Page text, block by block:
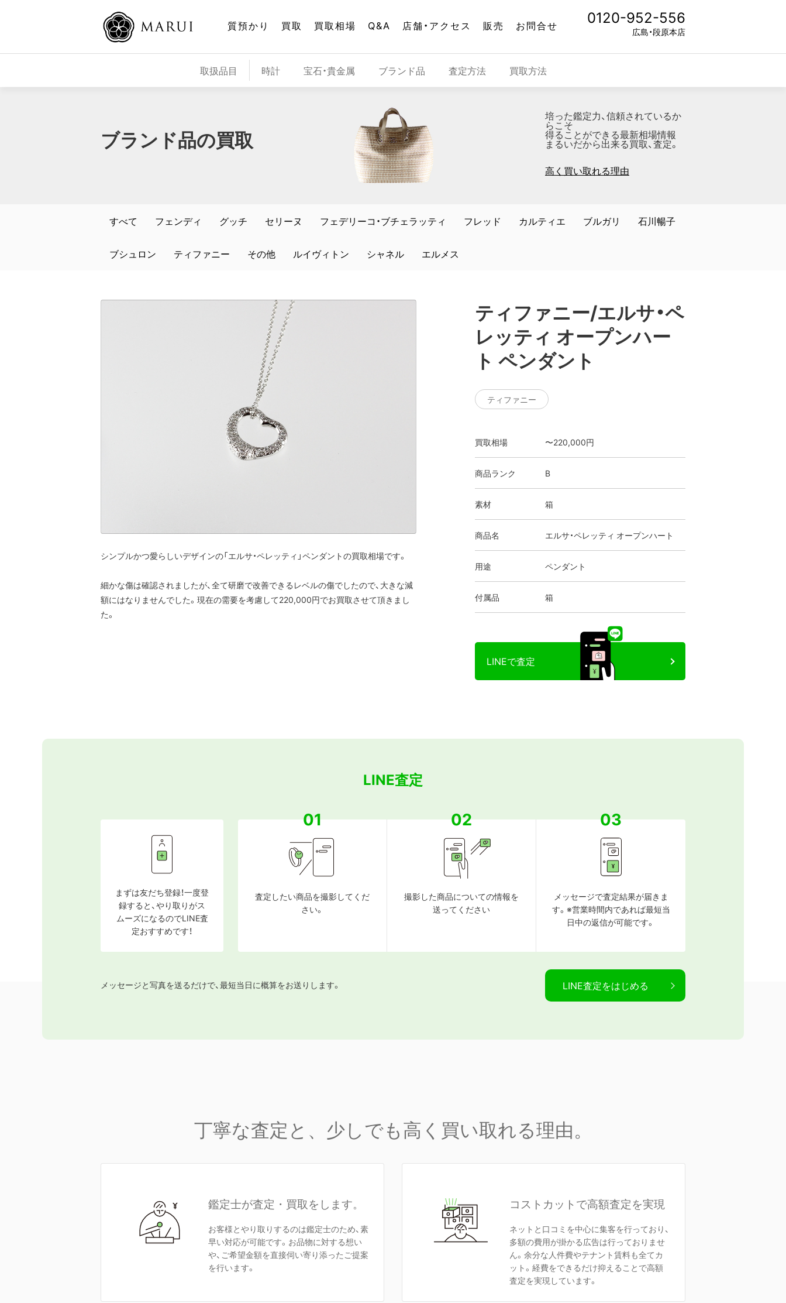
質預かり 買取 買取相場 Q&A 店舗・アクセス 販売 お問合せ 0120-952-556
広島・段原本店
取扱品目 時計 宝石・貴金属 ブランド品 査定方法 買取方法
ブランド品の買取
培った鑑定力、信頼されているか
らこそ
得ることができる最新相場情報
まるいだから出来る買取、査定。
高く買い取れる理由
すべて フェンディ グッチ セリーヌ フェデリーコ・ブチェラッティ フレッド カルティエ ブルガリ 石川暢子
ブシュロン ティファニー その他 ルイヴィトン シャネル エルメス
シンプルかつ愛らしいデザインの「エルサ・ペレッティ」ペンダントの買取相場です。
細かな傷は確認されましたが、全て研磨で改善できるレベルの傷でしたので、大きな減
額にはなりませんでした。現在の需要を考慮して220,000円でお買取させて頂きまし
た。
ティファニー/エルサ・ペ
レッティ オープンハー
ト ペンダント
ティファニー
買取相場 〜220,000円
商品ランク B
素材 箱
商品名 エルサ・ペレッティ オープンハート
用途 ペンダント
付属品 箱
LINEで査定
LINE査定
まずは友だち登録！一度登
録すると、やり取りがス
ムーズになるのでLINE査
定おすすめです！
01
査定したい商品を撮影してくだ
さい。
02
撮影した商品についての情報を
送ってください
03
メッセージで査定結果が届きま
す。※営業時間内であれば最短当
日中の返信が可能です。
メッセージと写真を送るだけで、最短当日に概算をお送りします。 LINE査定をはじめる
丁寧な査定と、少しでも高く買い取れる理由。
鑑定士が査定・買取をします。
お客様とやり取りするのは鑑定士のため、素
早い対応が可能です。お品物に対する想い
や、ご希望金額を直接伺い寄り添ったご提案
を行います。
コストカットで高額査定を実現
ネットと口コミを中心に集客を行っており、
多額の費用が掛かる広告は行っておりませ
ん。余分な人件費やテナント賃料も全てカ
ット。経費をできるだけ抑えることで高額
査定を実現しています。